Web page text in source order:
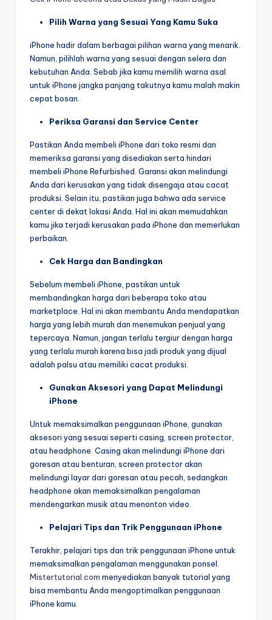
Pilih Warna yang Sesuai Yang Kamu Suka
iPhone hadir dalam berbagai pilihan warna yang menarik.
Namun, pilihlah warna yang sesuai dengan selera dan
kebutuhan Anda. Sebab jika kamu memilih warna asal
untuk iPhone jangka panjang takutnya kamu malah makin
cepat bosan.
Periksa Garansi dan Service Center
Pastikan Anda membeli iPhone dari toko resmi dan
memeriksa garansi yang disediakan serta hindari
membeli iPhone Refurbished. Garansi akan melindungi
Anda dari kerusakan yang tidak disengaja atau cacat
produksi. Selain itu, pastikan juga bahwa ada service
center di dekat lokasi Anda. Hal ini akan memudahkan
kamu jika terjadi kerusakan pada iPhone dan memerlukan
perbaikan.
Cek Harga dan Bandingkan
Sebelum membeli iPhone, pastikan untuk
membandingkan harga dari beberapa toko atau
marketplace. Hal ini akan membantu Anda mendapatkan
harga yang lebih murah dan menemukan penjual yang
tepercaya. Namun, jangan terlalu tergiur dengan harga
yang terlalu murah karena bisa jadi produk yang dijual
adalah palsu atau memiliki cacat produksi.
Gunakan Aksesori yang Dapat Melindungi
iPhone
Untuk memaksimalkan penggunaan iPhone, gunakan
aksesori yang sesuai seperti casing, screen protector,
atau headphone. Casing akan melindungi iPhone dari
goresan atau benturan, screen protector akan
melindungi layar dari goresan atau pecah, sedangkan
headphone akan memaksimalkan pengalaman
mendengarkan musik atau menonton video.
Pelajari Tips dan Trik Penggunaan iPhone
Terakhir, pelajari tips dan trik penggunaan iPhone untuk
memaksimalkan pengalaman menggunakan ponsel.
Mistertutorial.com menyediakan banyak tutorial yang
bisa membantu Anda mengoptimalkan penggunaan
iPhone kamu.